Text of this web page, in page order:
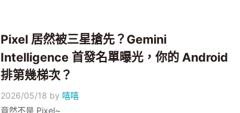
Pixel 居然被三星搶先？Gemini
Intelligence 首發名單曝光，你的 Android
排第幾梯次？
2026/05/18 by 嘻嘻
竟然不是 Pixel~